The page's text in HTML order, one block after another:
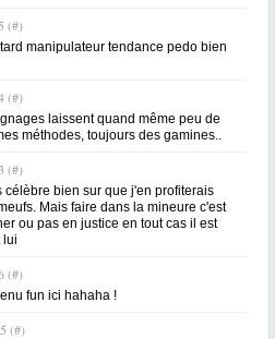
(#)
manipulateur tendance pedo bien
(#)
laissent quand même peu de
méthodes, toujours des gamines..
(#)
célèbre bien sur que j'en profiterais
Mais faire dans la mineure c'est
ou pas en justice en tout cas il est
lui
(#)
fun ici hahaha !
(#)